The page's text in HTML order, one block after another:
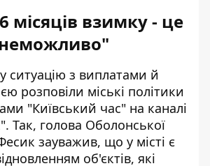
місяців взимку - це
ситуацію з виплатами й
розповіли міські політики
"Київський час" на каналі
Так, голова Оболонської
зауважив, що у місті є
об'єктів, які